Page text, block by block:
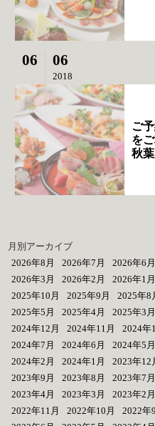
06 06
2018
ご
を
秋
月別アーカイブ
2026年8月
2026年7月 2026年6月
2026年3月
2026年2月 2026年1月
2025年10月
2025年9月 2025年8
2025年5月
2025年4月 2025年3月
2024年12月
2024年11月 2024年
2024年7月
2024年6月 2024年5月
2024年2月
2024年1月 2023年12
2023年9月
2023年8月 2023年7月
2023年4月
2023年3月 2023年2月
2022年11月
2022年10月 2022年